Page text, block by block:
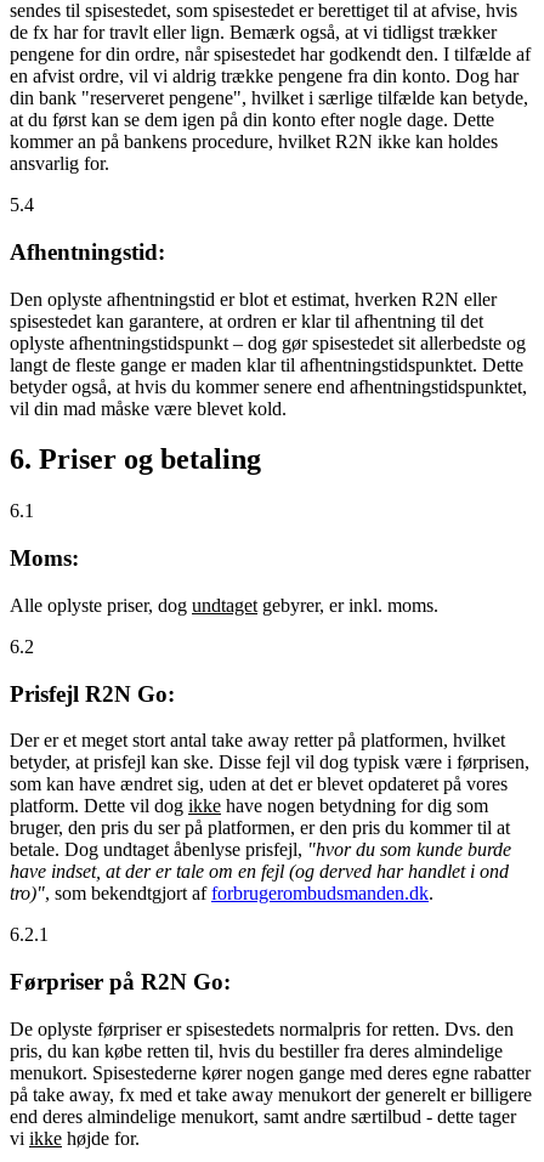
sendes til spisestedet, som spisestedet er berettiget til at afvise, hvis
de fx har for travlt eller lign. Bemærk også, at vi tidligst trækker
pengene for din ordre, når spisestedet har godkendt den. I tilfælde af
en afvist ordre, vil vi aldrig trække pengene fra din konto. Dog har
din bank "reserveret pengene", hvilket i særlige tilfælde kan betyde,
at du først kan se dem igen på din konto efter nogle dage. Dette
kommer an på bankens procedure, hvilket R2N ikke kan holdes
ansvarlig for.
5.4
Afhentningstid:
Den oplyste afhentningstid er blot et estimat, hverken R2N eller
spisestedet kan garantere, at ordren er klar til afhentning til det
oplyste afhentningstidspunkt – dog gør spisestedet sit allerbedste og
langt de fleste gange er maden klar til afhentningstidspunktet. Dette
betyder også, at hvis du kommer senere end afhentningstidspunktet,
vil din mad måske være blevet kold.
6. Priser og betaling
6.1
Moms:
Alle oplyste priser, dog undtaget gebyrer, er inkl. moms.
6.2
Prisfejl R2N Go:
Der er et meget stort antal take away retter på platformen, hvilket
betyder, at prisfejl kan ske. Disse fejl vil dog typisk være i førprisen,
som kan have ændret sig, uden at det er blevet opdateret på vores
platform. Dette vil dog ikke have nogen betydning for dig som
bruger, den pris du ser på platformen, er den pris du kommer til at
betale. Dog undtaget åbenlyse prisfejl, "hvor du som kunde burde
have indset, at der er tale om en fejl (og derved har handlet i ond
tro)", som bekendtgjort afforbrugerombudsmanden.dk.
6.2.1
Førpriser på R2N Go:
De oplyste førpriser er spisestedets normalpris for retten. Dvs. den
pris, du kan købe retten til, hvis du bestiller fra deres almindelige
menukort. Spisestederne kører nogen gange med deres egne rabatter
på take away, fx med et take away menukort der generelt er billigere
end deres almindelige menukort, samt andre særtilbud - dette tager
vi ikke højde for.